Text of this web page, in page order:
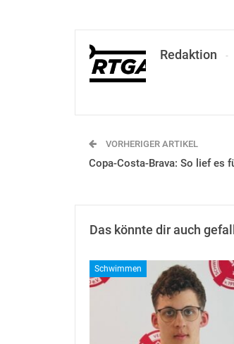
Redaktion
VORHERIGER ARTIKEL
Copa-Costa-Brava: So lief es
Das könnte dir auch
Schwimmen